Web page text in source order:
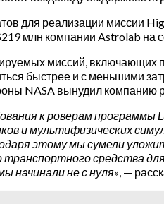
для реализации миссии
млн компании Astrolab на
миссий, включающих
быстрее и с меньшими
NASA вынудил компанию
к роверам программы
и мультифизических
этому мы сумели
средства
начинали не с нуля», —